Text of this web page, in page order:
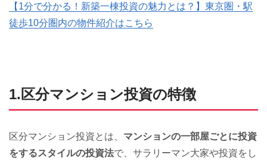
【1分で分かる！新築一棟投資の魅力とは？】東京圏・駅
徒歩10分圏内の物件紹介はこちら
1.区分マンション投資の特徴
区分マンション投資とは、 マンションの一部屋ごとに投資
をするスタイルの投資法で、サラリーマン大家や投資をし